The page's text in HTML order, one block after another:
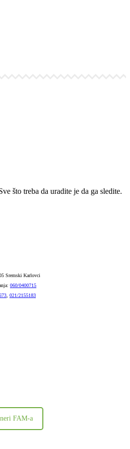
što treba da uradite je da ga sledite.
Sremski Karlovci
060/0400715
021/2155183
FAM-a